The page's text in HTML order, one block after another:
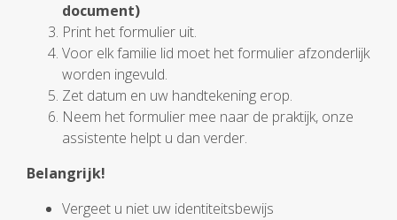
document)
Print het formulier uit.
Voor elk familie lid moet het formulier afzonderlijk
worden ingevuld.
Zet datum en uw handtekening erop.
Neem het formulier mee naar de praktijk, onze
assistente helpt u dan verder.
Belangrijk!
Vergeet u niet uw identiteitsbewijs